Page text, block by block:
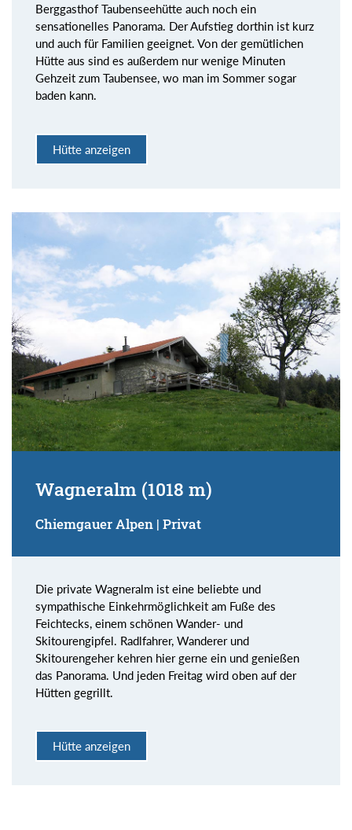
Berggasthof Taubenseehütte auch noch ein
sensationelles Panorama. Der Aufstieg dorthin ist kurz
und auch für Familien geeignet. Von der gemütlichen
Hütte aus sind es außerdem nur wenige Minuten
Gehzeit zum Taubensee, wo man im Sommer sogar
baden kann.
Hütte anzeigen
Wagneralm (1018 m)
Chiemgauer Alpen | Privat
Die private Wagneralm ist eine beliebte und
sympathische Einkehrmöglichkeit am Fuße des
Feichtecks, einem schönen Wander- und
Skitourengipfel. Radlfahrer, Wanderer und
Skitourengeher kehren hier gerne ein und genießen
das Panorama. Und jeden Freitag wird oben auf der
Hütten gegrillt.
Hütte anzeigen